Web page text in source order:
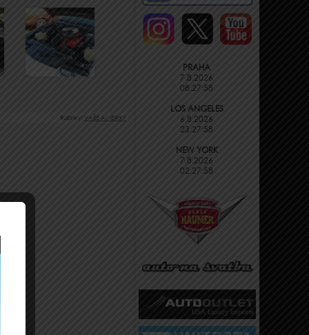
Rubriky:VAŠE AMERIKY
PRAHA
7.8.2026
08:27:59
LOS ANGELES
6.8.2026
23:27:59
NEW YORK
7.8.2026
02:27:59